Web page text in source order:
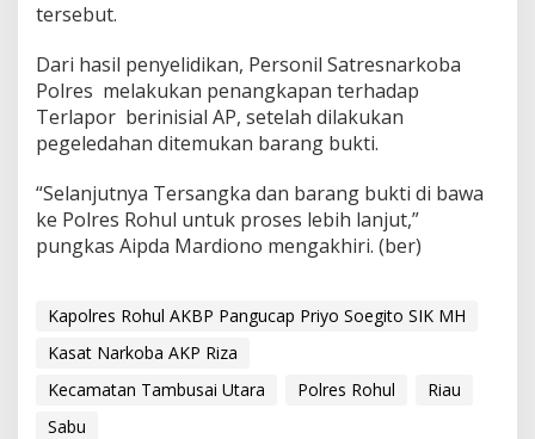
tersebut.
Dari hasil penyelidikan, Personil Satresnarkoba
Polres melakukan penangkapan terhadap
Terlapor berinisial AP, setelah dilakukan
pegeledahan ditemukan barang bukti.
“Selanjutnya Tersangka dan barang bukti di bawa
ke Polres Rohul untuk proses lebih lanjut,”
pungkas Aipda Mardiono mengakhiri. (ber)
Kapolres Rohul AKBP Pangucap Priyo Soegito SIK MH
Kasat Narkoba AKP Riza
Kecamatan Tambusai Utara
Polres Rohul
Riau
Sabu